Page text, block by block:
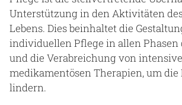
Unterstützung in den Aktivitäten
Lebens. Dies beinhaltet die
individuellen Pflege in allen
und die Verabreichung von
medikamentösen Therapien, um die
lindern.